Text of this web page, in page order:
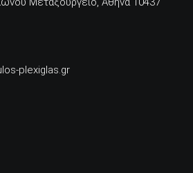
plexiglas.gr